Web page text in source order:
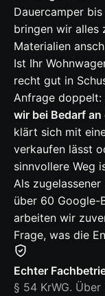
Dauercamper
bringen wir alles
Materialien
Ist Ihr
recht gut in
Anfrage doppelt:
wir bei Bedarf
klärt sich mit
verkaufen lässt
sinnvollere Weg
Als
über 60 Google-
arbeiten wir
Frage, was die
Echter
§ 54 KrWG.